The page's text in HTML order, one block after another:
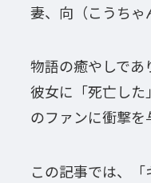
妻、向（こうちゃ
物語の癒やしであ
彼女に「死亡した
のファンに衝撃を
この記事では、